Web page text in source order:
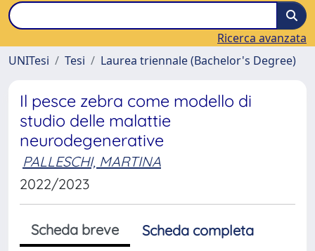
Ricerca avanzata
UNITesi
Tesi Laurea triennale (Bachelor's Degree)
Il pesce zebra come modello di
studio delle malattie
neurodegenerative
PALLESCHI, MARTINA
2022/2023
Scheda breve
Scheda completa